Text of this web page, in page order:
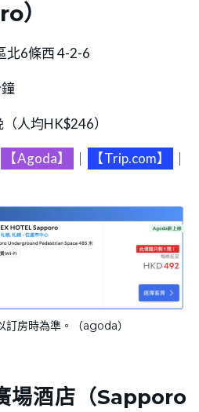
）
北6條西 4-2-6
人均HK$246）
【Agoda】 【Trip.com】
訂房時為準。（agoda）
場酒店（Sapporo